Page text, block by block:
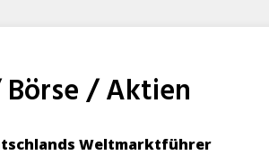
/ Aktien
Weltmarktführer